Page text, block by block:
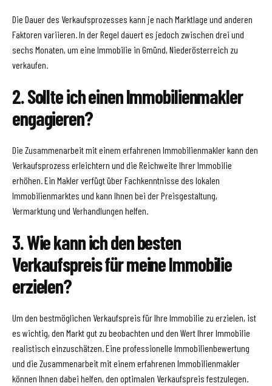
Die Dauer des Verkaufsprozesses kann je nach Marktlage und anderen
Faktoren variieren. In der Regel dauert es jedoch zwischen drei und
sechs Monaten, um eine Immobilie in Gmünd, Niederösterreich zu
verkaufen.
2. Sollte ich einen Immobilienmakler
engagieren?
Die Zusammenarbeit mit einem erfahrenen Immobilienmakler kann den
Verkaufsprozess erleichtern und die Reichweite Ihrer Immobilie
erhöhen. Ein Makler verfügt über Fachkenntnisse des lokalen
Immobilienmarktes und kann Ihnen bei der Preisgestaltung,
Vermarktung und Verhandlungen helfen.
3. Wie kann ich den besten
Verkaufspreis für meine Immobilie
erzielen?
Um den bestmöglichen Verkaufspreis für Ihre Immobilie zu erzielen, ist
es wichtig, den Markt gut zu beobachten und den Wert Ihrer Immobilie
realistisch einzuschätzen. Eine professionelle Immobilienbewertung
und die Zusammenarbeit mit einem erfahrenen Immobilienmakler
können Ihnen dabei helfen, den optimalen Verkaufspreis festzulegen.